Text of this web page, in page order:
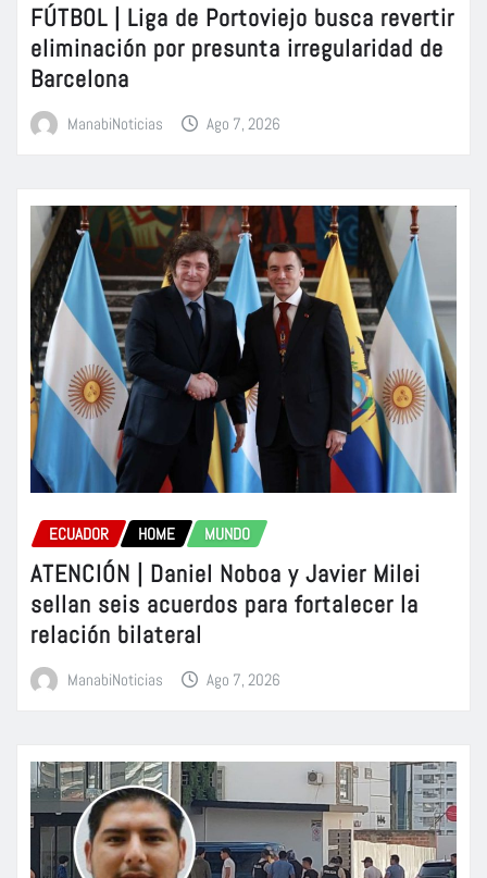
FÚTBOL | Liga de Portoviejo busca revertir
eliminación por presunta irregularidad de
Barcelona
ManabiNoticias Ago 7, 2026
ECUADOR HOME MUNDO
ATENCIÓN | Daniel Noboa y Javier Milei
sellan seis acuerdos para fortalecer la
relación bilateral
ManabiNoticias Ago 7, 2026